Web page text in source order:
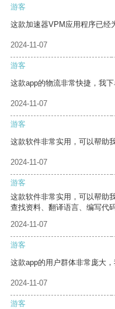
游客
这款加速器VPM应用程序已经
2024-11-07
游客
这款app的物流非常快捷，我下
2024-11-07
游客
这款软件非常实用，可以帮助
2024-11-07
游客
这款软件非常实用，可以帮助
查找资料、翻译语言、编写代码
2024-11-07
游客
这款app的用户群体非常庞大
2024-11-07
游客